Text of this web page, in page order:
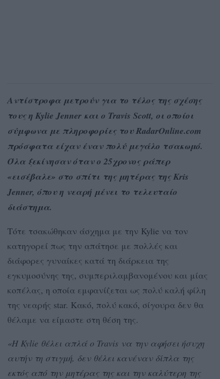
Αντίστροφα μετρούν για το τέλος της σχέσης
τους η Kylie Jenner και ο Travis Scott, οι οποίοι
σύμφωνα με πληροφορίες του RadarOnline.com
πρόσφατα είχαν έναν πολύ μεγάλο τσακωμό.
Όλα ξεκίνησαν όταν ο 25χρονος ράπερ
«εισέβαλε» στο σπίτι της μητέρας της Kris
Jenner, όπου η νεαρή μένει το τελευταίο
διάστημα.
Τότε τσακώθηκαν άσχημα με την Kylie να τον
κατηγορεί πως την απάτησε με πολλές και
διάφορες γυναίκες κατά τη διάρκεια της
εγκυμοσύνης της, συμπεριλαμβανομένου και μίας
κοπέλας, η οποία εμφανίζεται ως πολύ καλή φίλη
της νεαρής star. Κακό, πολύ κακό, σίγουρα δεν θα
θέλαμε να είμαστε στη θέση της.
«Η Kylie θέλει απλά ο Travis να την αφήσει ήσυχη
αυτήν τη στιγμή, δεν θέλει κανέναν δίπλα της
εκτός από την μητέρας της και την καλύτερη της